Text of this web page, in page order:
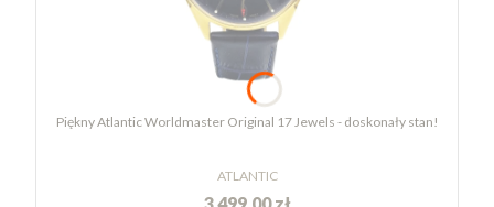
Piękny Atlantic Worldmaster Original 17 Jewels - doskonały stan!
ATLANTIC